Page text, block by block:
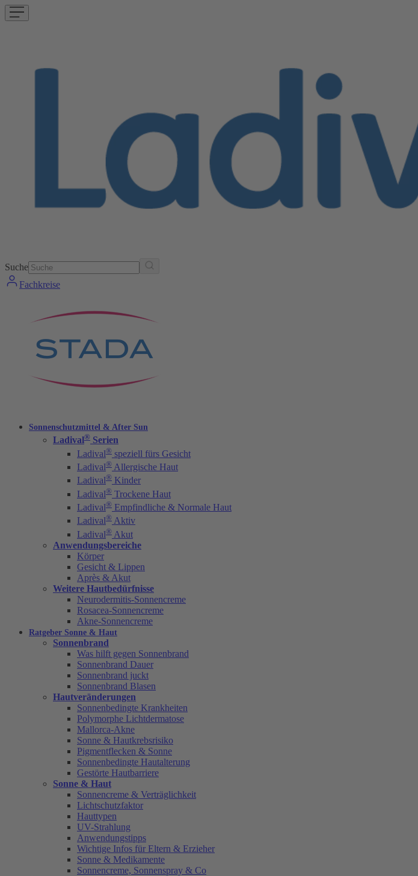
Suche
Fachkreise
Sonnenschutzmittel & After Sun
Ladival® Serien
Ladival® speziell fürs Gesicht
Ladival® Allergische Haut
Ladival® Kinder
Ladival® Trockene Haut
Ladival® Empfindliche & Normale Haut
Ladival® Aktiv
Ladival® Akut
Anwendungsbereiche
Körper
Gesicht & Lippen
Après & Akut
Weitere Hautbedürfnisse
Neurodermitis-Sonnencreme
Rosacea-Sonnencreme
Akne-Sonnencreme
Ratgeber Sonne & Haut
Sonnenbrand
Was hilft gegen Sonnenbrand
Sonnenbrand Dauer
Sonnenbrand juckt
Sonnenbrand Blasen
Hautveränderungen
Sonnenbedingte Krankheiten
Polymorphe Lichtdermatose
Mallorca-Akne
Sonne & Hautkrebsrisiko
Pigmentflecken & Sonne
Sonnenbedingte Hautalterung
Gestörte Hautbarriere
Sonne & Haut
Sonnencreme & Verträglichkeit
Lichtschutzfaktor
Hauttypen
UV-Strahlung
Anwendungstipps
Wichtige Infos für Eltern & Erzieher
Sonne & Medikamente
Sonnencreme, Sonnenspray & Co